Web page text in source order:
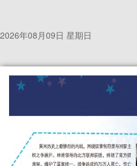
2026年08月09日 星期日